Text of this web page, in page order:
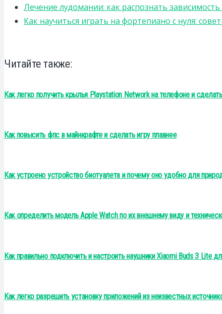
Лечение лудомании: как распознать
Как научиться играть на фортепиано с нуля:
Читайте также:
Как легко получить крылья Playstation Network на телефоне и
Как повысить фпс в майнкрафте и сделать игру плавнее
Как устроено устройство биотуалета и почему оно удобно для
Как определить модель Apple Watch по их внешнему виду и
Как правильно подключить и настроить наушники Xiaomi Buds 3 Lite
Как легко разрешить установку приложений из неизвестных